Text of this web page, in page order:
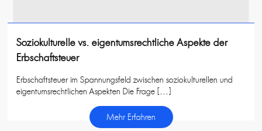
Soziokulturelle vs. eigentumsrechtliche Aspekte der
Erbschaftsteuer
Erbschaftsteuer im Spannungsfeld zwischen soziokulturellen und
eigentumsrechtlichen Aspekten Die Frage […]
Mehr Erfahren